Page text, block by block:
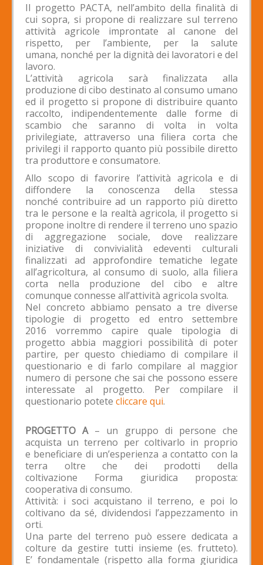
Il progetto PACTA, nell’ambito della finalità di
cui sopra, si propone di realizzare sul terreno
attività agricole improntate al canone del
rispetto, per l’ambiente, per la salute
umana, nonché per la dignità dei lavoratori e del
lavoro.
L’attività agricola sarà finalizzata alla
produzione di cibo destinato al consumo umano
ed il progetto si propone di distribuire quanto
raccolto, indipendentemente dalle forme di
scambio che saranno di volta in volta
privilegiate, attraverso una filiera corta che
privilegi il rapporto quanto più possibile diretto
tra produttore e consumatore.
Allo scopo di favorire l’attività agricola e di
diffondere la conoscenza della stessa
nonché contribuire ad un rapporto più diretto
tra le persone e la realtà agricola, il progetto si
propone inoltre di rendere il terreno uno spazio
di aggregazione sociale, dove realizzare
iniziative di convivialità edeventi culturali
finalizzati ad approfondire tematiche legate
all’agricoltura, al consumo di suolo, alla filiera
corta nella produzione del cibo e altre
comunque connesse all’attività agricola svolta.
Nel concreto abbiamo pensato a tre diverse
tipologie di progetto ed entro settembre
2016 vorremmo capire quale tipologia di
progetto abbia maggiori possibilità di poter
partire, per questo chiediamo di compilare il
questionario e di farlo compilare al maggior
numero di persone che sai che possono essere
interessate al progetto. Per compilare il
questionario potete cliccare qui.
PROGETTO A– un gruppo di persone che
acquista un terreno per coltivarlo in proprio
e beneficiare di un’esperienza a contatto con la
terra oltre che dei prodotti della
coltivazione Forma giuridica proposta:
cooperativa di consumo.
Attività: i soci acquistano il terreno, e poi lo
coltivano da sé, dividendosi l’appezzamento in
orti.
Una parte del terreno può essere dedicata a
colture da gestire tutti insieme (es. frutteto).
E’ fondamentale (rispetto alla forma giuridica